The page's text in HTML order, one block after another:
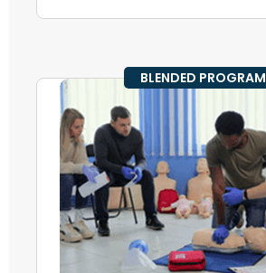
BLENDED PROGRAM